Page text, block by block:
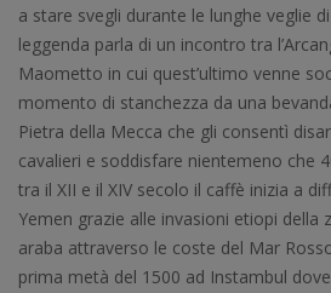
a stare svegli durante le lunghe veglie
leggenda parla di un incontro tra
Maometto in cui quest’ultimo venne
momento di stanchezza da una
Pietra della Mecca che gli consentì
cavalieri e soddisfare nientemeno che
tra il XII e il XIV secolo il caffè inizia a
Yemen grazie alle invasioni etiopi della
araba attraverso le coste del Mar
prima metà del 1500 ad Instambul